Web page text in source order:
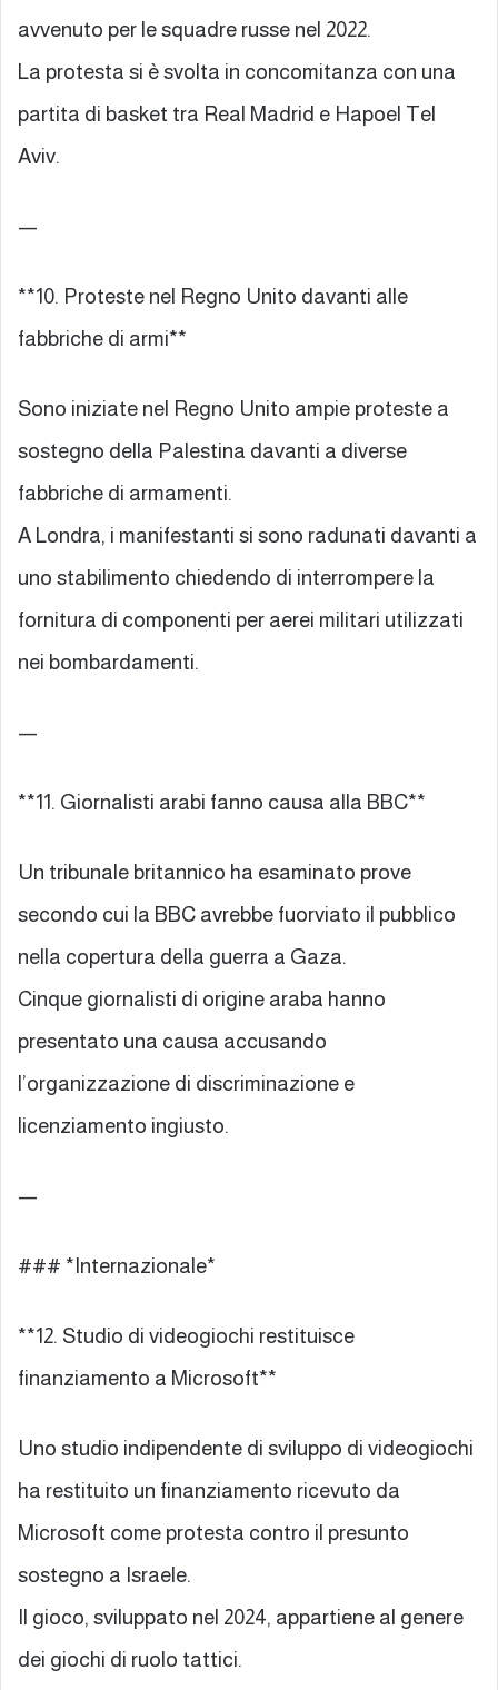
avvenuto per le squadre russe nel 2022.
La protesta si è svolta in concomitanza con una
partita di basket tra Real Madrid e Hapoel Tel
Aviv.
—
**10. Proteste nel Regno Unito davanti alle
fabbriche di armi**
Sono iniziate nel Regno Unito ampie proteste a
sostegno della Palestina davanti a diverse
fabbriche di armamenti.
A Londra, i manifestanti si sono radunati davanti a
uno stabilimento chiedendo di interrompere la
fornitura di componenti per aerei militari utilizzati
nei bombardamenti.
—
**11. Giornalisti arabi fanno causa alla BBC**
Un tribunale britannico ha esaminato prove
secondo cui la BBC avrebbe fuorviato il pubblico
nella copertura della guerra a Gaza.
Cinque giornalisti di origine araba hanno
presentato una causa accusando
l’organizzazione di discriminazione e
licenziamento ingiusto.
—
### *Internazionale*
**12. Studio di videogiochi restituisce
finanziamento a Microsoft**
Uno studio indipendente di sviluppo di videogiochi
ha restituito un finanziamento ricevuto da
Microsoft come protesta contro il presunto
sostegno a Israele.
Il gioco, sviluppato nel 2024, appartiene al genere
dei giochi di ruolo tattici.